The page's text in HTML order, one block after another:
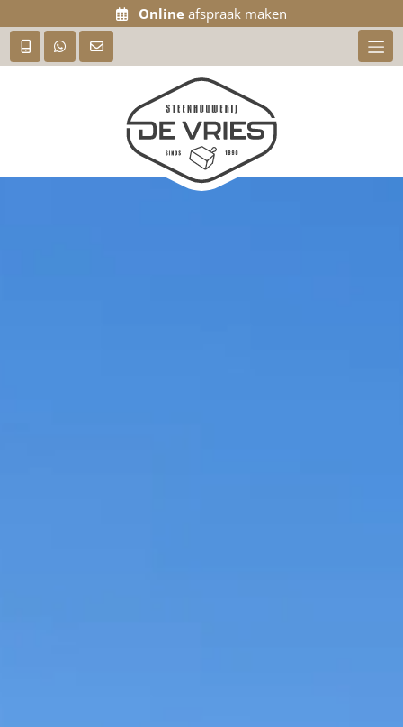
Onlineafspraak maken